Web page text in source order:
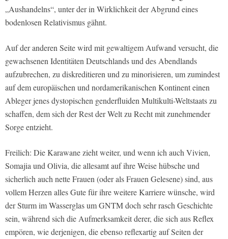
„Aushandelns“, unter der in Wirklichkeit der Abgrund eines
bodenlosen Relativismus gähnt.
Auf der anderen Seite wird mit gewaltigem Aufwand versucht, die
gewachsenen Identitäten Deutschlands und des Abendlands
aufzubrechen, zu diskreditieren und zu minorisieren, um zumindest
auf dem europäischen und nordamerikanischen Kontinent einen
Ableger jenes dystopischen genderfluiden Multikulti-Weltstaats zu
schaffen, dem sich der Rest der Welt zu Recht mit zunehmender
Sorge entzieht.
Freilich: Die Karawane zieht weiter, und wenn ich auch Vivien,
Somajia und Olivia, die allesamt auf ihre Weise hübsche und
sicherlich auch nette Frauen (oder als Frauen Gelesene) sind, aus
vollem Herzen alles Gute für ihre weitere Karriere wünsche, wird
der Sturm im Wasserglas um GNTM doch sehr rasch Geschichte
sein, während sich die Aufmerksamkeit derer, die sich aus Reflex
empören, wie derjenigen, die ebenso reflexartig auf Seiten der